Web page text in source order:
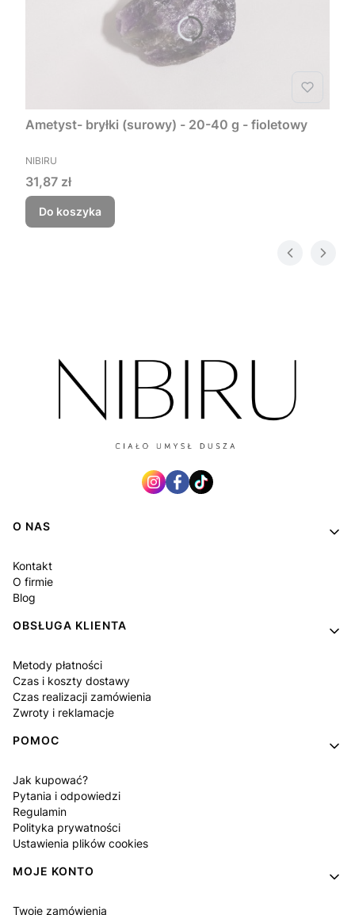
Ametyst- bryłki (surowy) - 20-40 g - fioletowy
PRODUCENT
NIBIRU
Cena
31,87 zł
Do koszyka
Linki w stopce
O NAS
Kontakt
O firmie
Blog
OBSŁUGA KLIENTA
Metody płatności
Czas i koszty dostawy
Czas realizacji zamówienia
Zwroty i reklamacje
POMOC
Jak kupować?
Pytania i odpowiedzi
Regulamin
Polityka prywatności
Ustawienia plików cookies
MOJE KONTO
Twoje zamówienia